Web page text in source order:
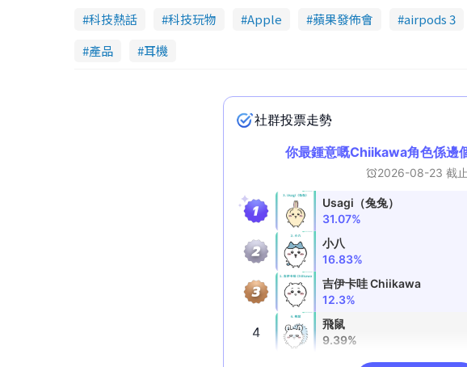
科技熱話 科技玩物 Apple 蘋果發佈會 airpods 3
產品
耳機